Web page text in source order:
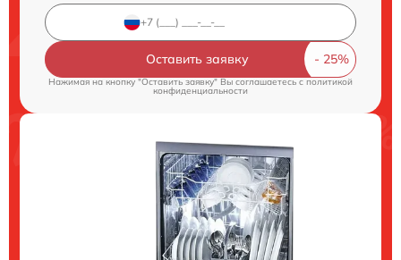
Оставить заявку
Нажимая на кнопку "Оставить заявку" Вы соглашаетесь cполитикой
конфиденциальности